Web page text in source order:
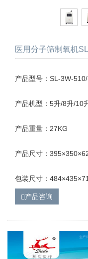
医用分子筛制氧机
产品型号：SL-3W-
产品机型：5升/8升/10
产品重量：27KG
产品尺寸：
包装尺寸：
产品咨询